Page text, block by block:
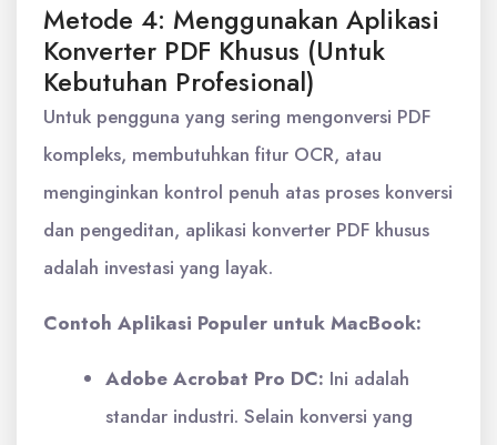
Metode 4: Menggunakan Aplikasi
Konverter PDF Khusus (Untuk
Kebutuhan Profesional)
Untuk pengguna yang sering mengonversi PDF
kompleks, membutuhkan fitur OCR, atau
menginginkan kontrol penuh atas proses konversi
dan pengeditan, aplikasi konverter PDF khusus
adalah investasi yang layak.
Contoh Aplikasi Populer untuk MacBook:
Adobe Acrobat Pro DC: Ini adalah
standar industri. Selain konversi yang